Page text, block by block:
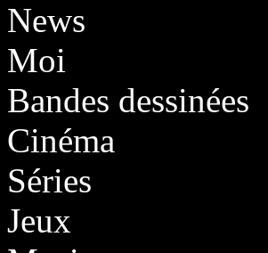
News
Moi
Bandes dessinées
Cinéma
Séries
Jeux